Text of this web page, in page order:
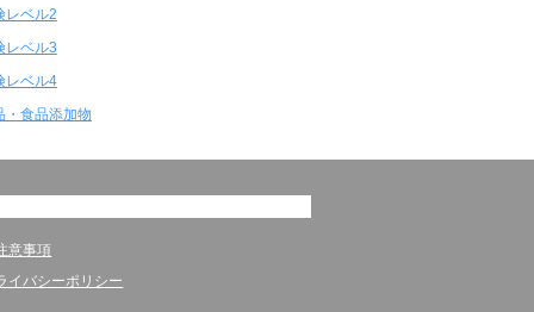
レベル2
レベル3
レベル4
・食品添加物
意事項
イバシーポリシー